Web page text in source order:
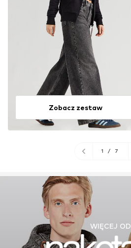
Zobacz zestaw
1 / 7
WIĘCEJ OD